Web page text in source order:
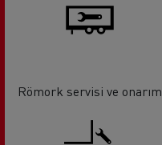
Römork servisi ve onarım